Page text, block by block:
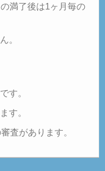
満了後は1ヶ月毎の
。
す。
す。
査があります。